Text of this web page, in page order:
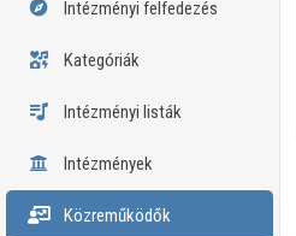
Intézményi felfedezés
Kategóriák
Intézményi listák
Intézmények
Közreműködők